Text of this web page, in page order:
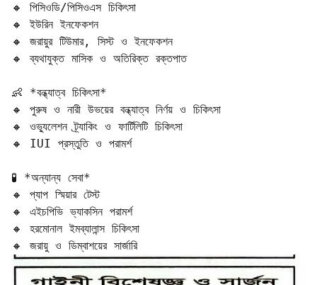
🔸 পিসিওডি/পিসিওএস চিকিৎসা
🔸 ইউরিন ইনফেকশন
🔸 জরায়ুর টিউমার, সিস্ট ও ইনফেকশন
🔸 ব্যথাযুক্ত মাসিক ও অতিরিক্ত রক্তপাত
👶 *বন্ধ্যাত্ব চিকিৎসা*
🔸 পুরুষ ও নারী উভয়ের বন্ধ্যাত্ব নির্ণয় ও চিকিৎসা
🔸 ওভ্যুলেশন ট্র্যাকিং ও ফার্টিলিটি চিকিৎসা
🔸 IUI প্রস্তুতি ও পরামর্শ
🧪 *অন্যান্য সেবা*
🔸 প্যাপ স্মিয়ার টেস্ট
🔸 এইচপিভি ভ্যাকসিন পরামর্শ
🔸 হরমোনাল ইমব্যালান্স চিকিৎসা
🔸 জরায়ু ও ডিম্বাশয়ের সার্জারি